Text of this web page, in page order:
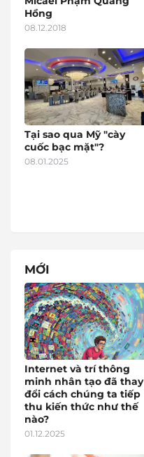
Hồng
08.12.2018
Tại sao qua Mỹ "cày
cuốc bạc mặt"?
08.01.2025
MỚI
Internet và trí thông
minh nhân tạo đã thay
đổi cách chúng ta tiếp
thu kiến thức như thế
nào?
01.12.2025